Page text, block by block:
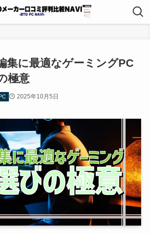
集に最適なゲーミングPC
極意
2025年10月5日